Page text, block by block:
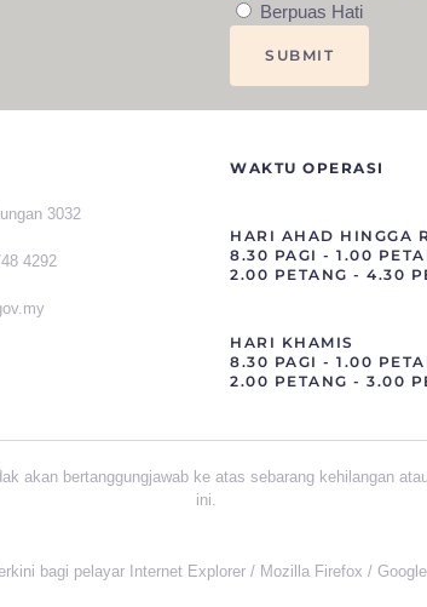
Berpuas Hati
3032
4292
WAKTU OPERASI
HARI AHAD HINGGA
8.30 PAGI - 1.00
2.00 PETANG - 4.30
HARI KHAMIS
8.30 PAGI - 1.00
2.00 PETANG - 3.00
akan bertanggungjawab ke atas sebarang kehilangan
ini.
bagi pelayar Internet Explorer / Mozilla Firefox /